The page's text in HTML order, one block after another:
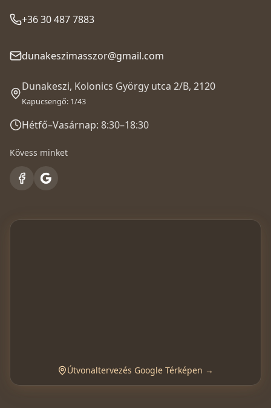
+36 30 487 7883
dunakeszimasszor@gmail.com
Dunakeszi, Kolonics György utca 2/B, 2120
Kapucsengő: 1/43
Hétfő–Vasárnap: 8:30–18:30
Kövess minket
Útvonaltervezés Google Térképen →